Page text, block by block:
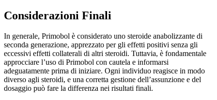
Considerazioni Finali
In generale, Primobol è considerato uno steroide anabolizzante di
seconda generazione, apprezzato per gli effetti positivi senza gli
eccessivi effetti collaterali di altri steroidi. Tuttavia, è fondamentale
approcciare l’uso di Primobol con cautela e informarsi
adeguatamente prima di iniziare. Ogni individuo reagisce in modo
diverso agli steroidi, e una corretta gestione dell’assunzione e del
dosaggio può fare la differenza nei risultati finali.